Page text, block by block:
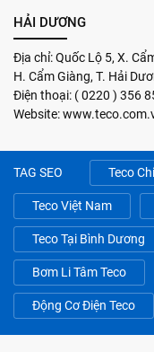
HẢI DƯƠNG
Địa chỉ: Quốc Lộ 5, X.
H. Cẩm Giàng, T. Hải
Điện thoại: ( 0220 ) 356
Website:
TAG SEO Teco
Teco Việt Nam
Teco Tại Bình Dương
Bơm Li Tâm Teco
Động Cơ Điện Teco